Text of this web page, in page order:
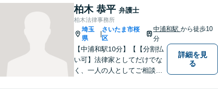
速かつ丁寧な対応を心がけて
おりますので、お気軽にご相
談ください。【弁護士歴10年
以上】【初回相談30分無料】
柏木 恭平 弁護士
柏木法律事務所
埼玉
県
|
さいたま市桜
区
中浦和駅 から徒歩10
分
【中浦和駅10分】【【分割払
い可】法律家としてだけでな
く、一人の人としてご相談者
することを心がけています。
詳細を見
る